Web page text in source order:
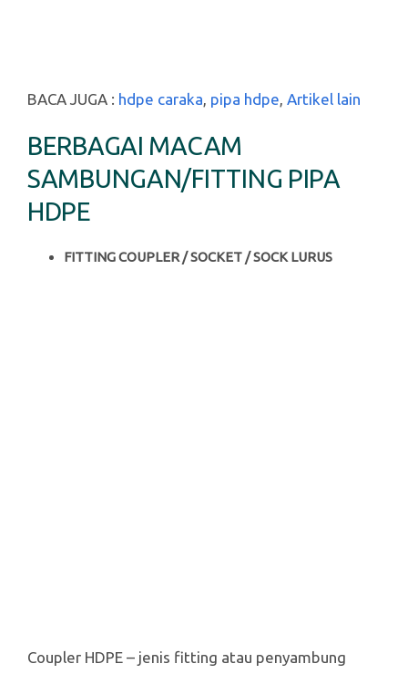
BACA JUGA : hdpe caraka, pipa hdpe, Artikel lain
BERBAGAI MACAM
SAMBUNGAN/FITTING PIPA
HDPE
FITTING COUPLER / SOCKET / SOCK LURUS
Coupler HDPE – jenis fitting atau penyambung